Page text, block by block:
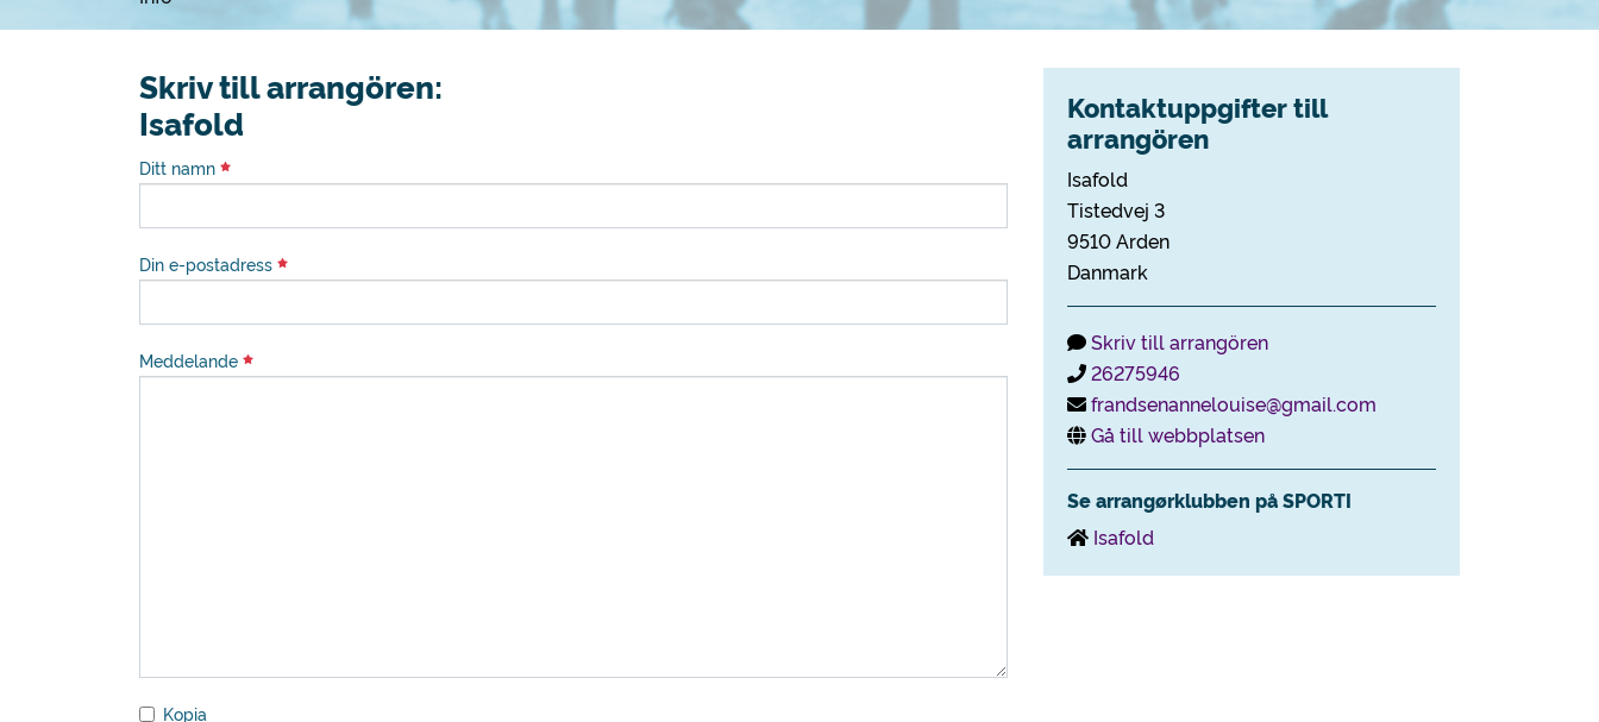
Skriv till arrangören:
Isafold
Ditt namn
Din e-postadress
Meddelande
Kopia
Kontaktuppgifter till
arrangören
Isafold
Tistedvej 3
9510 Arden
Danmark
Skriv till arrangören
26275946
frandsenannelouise@gmail.com
Gå till webbplatsen
Se arrangørklubben på SPORTI
Isafold